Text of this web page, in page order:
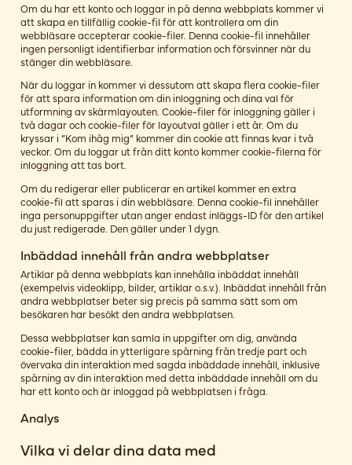
Om du har ett konto och loggar in på denna webbplats kommer vi
att skapa en tillfällig cookie-fil för att kontrollera om din
webbläsare accepterar cookie-filer. Denna cookie-fil innehåller
ingen personligt identifierbar information och försvinner när du
stänger din webbläsare.
När du loggar in kommer vi dessutom att skapa flera cookie-filer
för att spara information om din inloggning och dina val för
utformning av skärmlayouten. Cookie-filer för inloggning gäller i
två dagar och cookie-filer för layoutval gäller i ett år. Om du
kryssar i ”Kom ihåg mig” kommer din cookie att finnas kvar i två
veckor. Om du loggar ut från ditt konto kommer cookie-filerna för
inloggning att tas bort.
Om du redigerar eller publicerar en artikel kommer en extra
cookie-fil att sparas i din webbläsare. Denna cookie-fil innehåller
inga personuppgifter utan anger endast inläggs-ID för den artikel
du just redigerade. Den gäller under 1 dygn.
Inbäddad innehåll från andra webbplatser
Artiklar på denna webbplats kan innehålla inbäddat innehåll
(exempelvis videoklipp, bilder, artiklar o.s.v.). Inbäddat innehåll från
andra webbplatser beter sig precis på samma sätt som om
besökaren har besökt den andra webbplatsen.
Dessa webbplatser kan samla in uppgifter om dig, använda
cookie-filer, bädda in ytterligare spårning från tredje part och
övervaka din interaktion med sagda inbäddade innehåll, inklusive
spårning av din interaktion med detta inbäddade innehåll om du
har ett konto och är inloggad på webbplatsen i fråga.
Analys
Vilka vi delar dina data med